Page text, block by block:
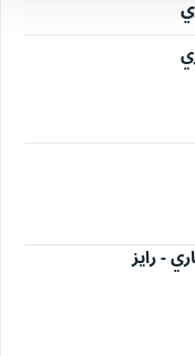
- رايز